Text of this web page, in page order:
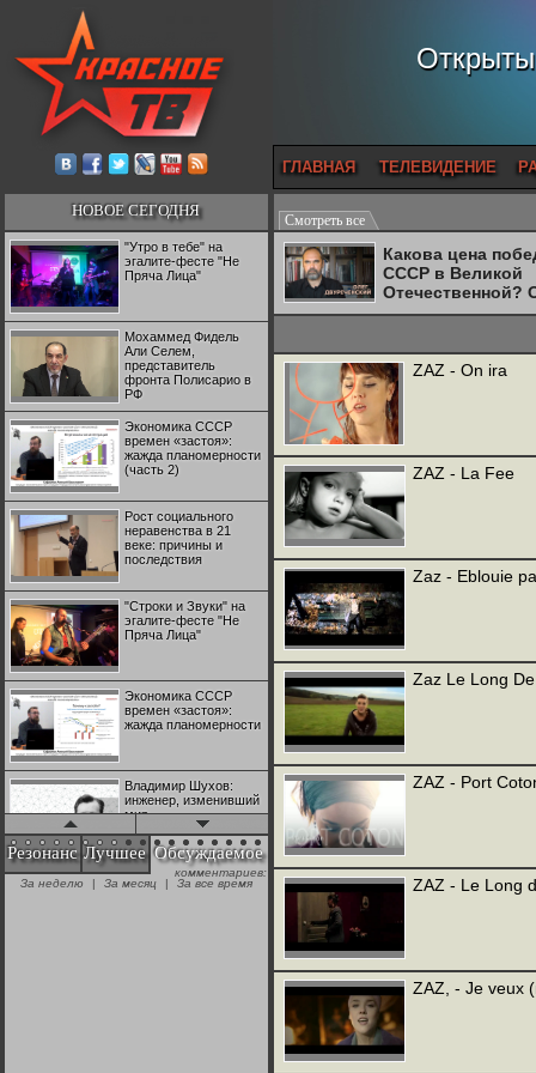
ГЛАВНАЯ ТЕЛЕВИДЕНИЕ
НОВОЕ СЕГОДНЯ
"Утро в тебе" на
эгалите-фесте "Не
Пряча Лица"
Мохаммед Фидель
Али Селем,
представитель
фронта Полисарио в
РФ
Экономика СССР
времен «застоя»:
жажда планомерности
(часть 2)
Рост социального
неравенства в 21
веке: причины и
последствия
"Строки и Звуки" на
эгалите-фесте "Не
Пряча Лица"
Экономика СССР
времен «застоя»:
жажда планомерности
Владимир Шухов:
инженер, изменивший
мир
"Аркадий Коц" на
эгалите-фесте "Не
Резонанс Лучшее Обсуждаемое
комментариев:
За неделю
| За месяц | За все время
Смотреть все
Какова цена
СССР в Великой
Отечественной?
Двуреченский о
ZAZ - On ira
ZAZ - La Fee
Zaz - Eblouie
Zaz Le Long
ZAZ - Port
ZAZ - Le Long
ZAZ, - Je veux